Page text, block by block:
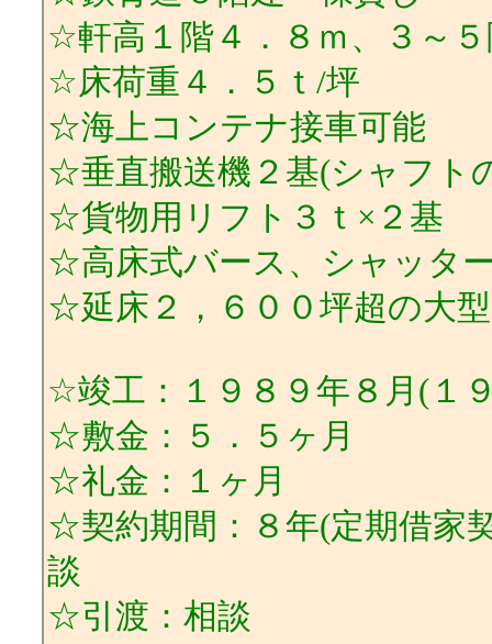
☆軒高１階４．８ｍ、３～
☆床荷重４．５ｔ/坪
☆海上コンテナ接車可能
☆垂直搬送機２基(シャフト
☆貨物用リフト３ｔ×２基
☆高床式バース、シャッタ
☆延床２，６００坪超の大
☆竣工：１９８９年８月(１
☆敷金：５．５ヶ月
☆礼金：１ヶ月
☆契約期間：８年(定期借家
談
☆引渡：相談